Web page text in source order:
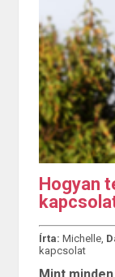
Hogyan
Írta: Michelle,
kapcsolat